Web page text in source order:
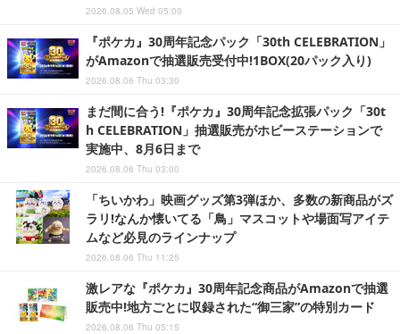
2026.08.05 Wed 05:00
『ポケカ』30周年記念パック「30th CELEBRATION」
がAmazonで抽選販売受付中!1BOX(20パック入り)
2026.08.06 Thu 03:30
まだ間に合う!『ポケカ』30周年記念拡張パック「30t
h CELEBRATION」抽選販売がホビーステーションで
実施中、8月6日まで
2026.08.06 Thu 03:00
「ちいかわ」映画グッズ第3弾ほか、多数の新商品がズ
ラリ!なんか懐いてる「鳥」マスコットや場面写アイテ
ムなど必見のラインナップ
2026.08.06 Thu 11:25
激レアな『ポケカ』30周年記念商品がAmazonで抽選
販売中!地方ごとに収録された“御三家”の特別カード
2026.08.06 Thu 05:15